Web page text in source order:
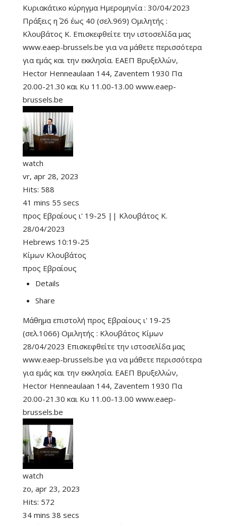
Κυριακάτικο κύρηγμα Ημερομηνία : 30/04/2023
Πράξεις η΄ 26 έως 40 (σελ.969) Ομιλητής :
Κλουβάτος Κ. Επισκεφθείτε την ιστοσελίδα μας
www.eaep-brussels.be για να μάθετε περισσότερα
για εμάς και την εκκλησία. ΕΑΕΠ Βρυξελλών,
Hector Henneaulaan 144, Zaventem 1930 Πα
20.00-21.30 και Κυ 11.00-13.00 www.eaep-
brussels.be
watch
vr, apr 28, 2023
Hits: 588
41 mins 55 secs
προς Εβραίους ι' 19-25 || Κλουβάτος Κ.
28/04/2023
Hebrews 10:19-25
Κίμων Κλουβάτος
προς Εβραίους
Details
Share
Μάθημα επιστολή προς Εβραίους ι' 19-25
(σελ.1066) Ομιλητής : Κλουβάτος Κίμων
28/04/2023 Επισκεφθείτε την ιστοσελίδα μας
www.eaep-brussels.be για να μάθετε περισσότερα
για εμάς και την εκκλησία. ΕΑΕΠ Βρυξελλών,
Hector Henneaulaan 144, Zaventem 1930 Πα
20.00-21.30 και Κυ 11.00-13.00 www.eaep-
brussels.be
watch
zo, apr 23, 2023
Hits: 572
34 mins 38 secs